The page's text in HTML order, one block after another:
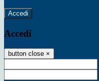
Accedi
Accedi
button close ×